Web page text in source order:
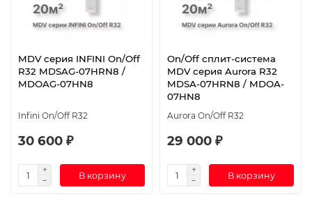
MDV серия INFINI On/Off
R32 MDSAG-07HRN8 /
MDOAG-07HN8
Infini On/Off R32
30 600 ₽
В корзину
On/Off cплит-система
MDV серия Aurora R32
MDSA-07HRN8 / MDOA-
07HN8
Aurora On/Off R32
29 000 ₽
В корзину